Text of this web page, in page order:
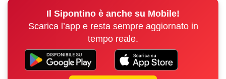
Il Sipontino è anche su Mobile!
Scarica l’app e resta sempre aggiornato in
tempo reale.